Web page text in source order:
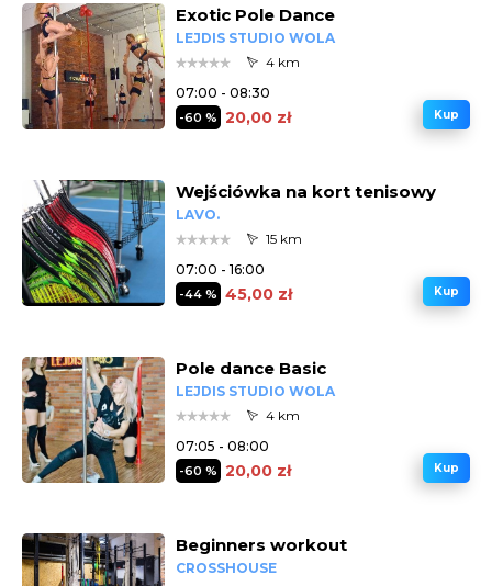
Exotic Pole Dance
LEJDIS STUDIO WOLA
4 km
07:00 - 08:30
-60 % 20,00 zł Kup
Wejściówka na kort tenisowy
LAVO.
15 km
07:00 - 16:00
-44 % 45,00 zł Kup
Pole dance Basic
LEJDIS STUDIO WOLA
4 km
07:05 - 08:00
-60 % 20,00 zł Kup
Beginners workout
CROSSHOUSE